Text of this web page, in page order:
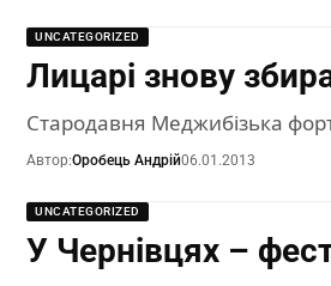
UNCATEGORIZED
Лицарі знову
Стародавня Меджибізька
Автор:Оробець Андрій06.01.2013
UNCATEGORIZED
У Чернівцях –